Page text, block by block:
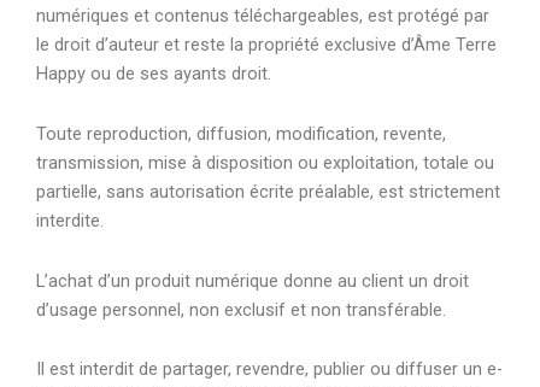
numériques et contenus téléchargeables, est protégé par
le droit d’auteur et reste la propriété exclusive d’Âme Terre
Happy ou de ses ayants droit.
Toute reproduction, diffusion, modification, revente,
transmission, mise à disposition ou exploitation, totale ou
partielle, sans autorisation écrite préalable, est strictement
interdite.
L’achat d’un produit numérique donne au client un droit
d’usage personnel, non exclusif et non transférable.
Il est interdit de partager, revendre, publier ou diffuser un e-